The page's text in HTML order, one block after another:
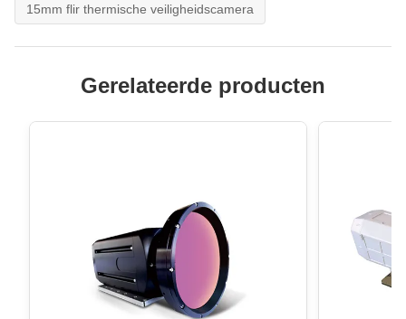
15mm flir thermische veiligheidscamera
Gerelateerde producten